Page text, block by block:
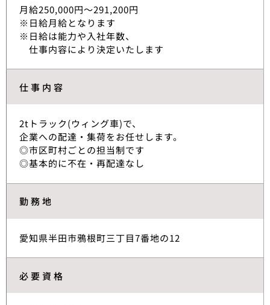
月給250,000円～291,200円
※日給月給となります
※日給は能力や入社年数、
仕事内容により決定いたします
仕事内容
2tトラック(ウィング車)で、
企業への配達・集荷をお任せします。
◎市区町村ごとの担当制です
◎基本的に不在・再配達なし
勤務地
愛知県半田市鴉根町三丁目7番地の12
必要資格